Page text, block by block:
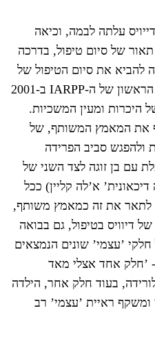
עלתה לבמה, וכיאה
של סיום טיפול, בדרכה
להביא את סיום הטיפול של
אותה המטופלת שהציגה בכנס הראשון של ה-IARPP ב-2001
היכרות ומעין המשכיות.
את המאמץ המשותף, של
ולהפגש סביב הפרידה
עם בן זוגה לצד השני של
א’לה קליין) ככל
לתאר את זה כמאמץ משותף,
דיוויס בטיפול, גם בבואה
’עצמי’ שונים הנמצאים
’חלק אחד אצלי מאד
בעוד חלק אחר, הילדה
ראיית ’עצמי’ רב